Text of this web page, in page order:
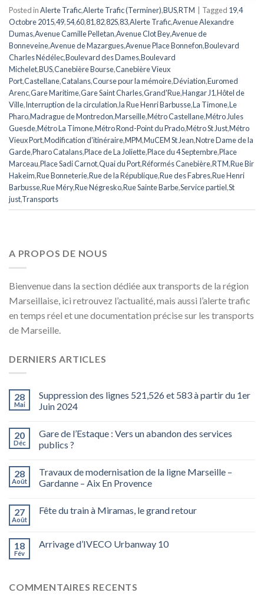
Posted inAlerte Trafic,Alerte Trafic (Terminer),BUS,RTM | Tagged 19,4
Octobre 2015,49,54,60,81,82,82S,83,Alerte Trafic,Avenue Alexandre
Dumas,Avenue Camille Pelletan,Avenue Clot Bey,Avenue de
Bonneveine,Avenue de Mazargues,Avenue Place Bonnefon,Boulevard
Charles Nédélec,Boulevard des Dames,Boulevard
Michelet,BUS,Canebière Bourse,Canebière Vieux
Port,Castellane,Catalans,Course pour la mémoire,Déviation,Euromed
Arenc,Gare Maritime,Gare Saint Charles,Grand'Rue,Hangar J1,Hôtel de
Ville,Interruption de la circulation,la Rue Henri Barbusse,La Timone,Le
Pharo,Madrague de Montredon,Marseille,Métro Castellane,Métro Jules
Guesde,Métro La Timone,Métro Rond-Point du Prado,Métro St Just,Métro
Vieux Port,Modification d'itinéraire,MPM,MuCEM St Jean,Notre Dame de la
Garde,Pharo Catalans,Place de La Joliette,Place du 4 Septembre,Place
Marceau,Place Sadi Carnot,Quai du Port,Réformés Canebière,RTM,Rue Bir
Hakeim,Rue Bonneterie,Rue de la République,Rue des Fabres,Rue Henri
Barbusse,Rue Méry,Rue Négresko,Rue Sainte Barbe,Service partiel,St
just,Transports
A PROPOS DE NOUS
Bienvenue dans la section dédiée aux transports de la région
Marseillaise, ici retrouvez l’actualité, mais aussi l’alerte trafic
en temps réel et une documentation précise sur les transports
de Marseille.
DERNIERS ARTICLES
28
Mai
Suppression des lignes 521,526 et 583 à partir du 1er
Juin 2024
20
Déc
Gare de l’Estaque : Vers un abandon des services
publics ?
28
Août
Travaux de modernisation de la ligne Marseille –
Gardanne – Aix En Provence
27
Août
Fête du train à Miramas, le grand retour
18
Fév
Arrivage d’IVECO Urbanway 10
COMMENTAIRES RECENTS